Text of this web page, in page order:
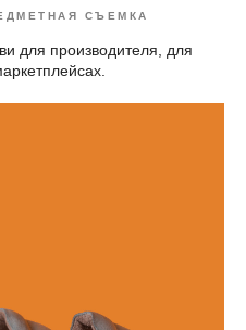
СЪЕМКА
для производителя, для